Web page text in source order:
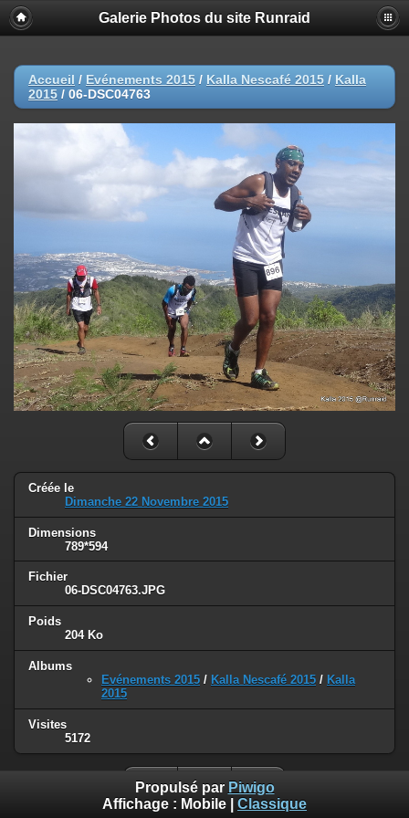
Galerie Photos du site Runraid
Accueil / Evénements 2015 / Kalla Nescafé 2015 / Kalla
2015 / 06-DSC04763
Créée le
Dimanche 22 Novembre 2015
Dimensions
789*594
Fichier
06-DSC04763.JPG
Poids
204 Ko
Albums
Evénements 2015 / Kalla Nescafé 2015 / Kalla
2015
Visites
5172
Propulsé par Piwigo
Affichage : Mobile Classique